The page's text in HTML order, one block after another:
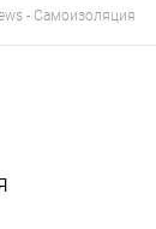
- Самоизоляция